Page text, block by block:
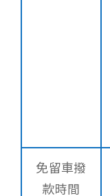
免留車撥
款時間